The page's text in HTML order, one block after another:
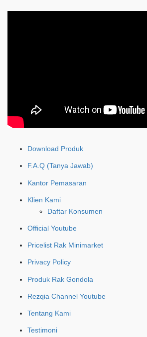
Download Produk
F.A.Q (Tanya Jawab)
Kantor Pemasaran
Klien Kami
Daftar Konsumen
Official Youtube
Pricelist Rak Minimarket
Privacy Policy
Produk Rak Gondola
Rezqia Channel Youtube
Tentang Kami
Testimoni